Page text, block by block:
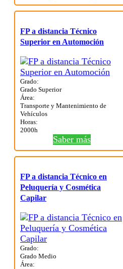
FP a distancia Técnico
Superior en Automoción
Grado:
Grado Superior
Área:
Transporte y Mantenimiento de
Vehículos
Horas:
2000h
Saber más
FP a distancia Técnico en
Peluquería y Cosmética
Capilar
Grado:
Grado Medio
Área: